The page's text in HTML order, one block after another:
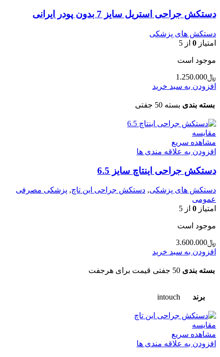
دستکش جراحی استریل سایز 7 بدون پودر ایرانی
دستکش های پزشکی
امتیاز 0 از 5
موجود است
﷼1.250.000
افزودن به سبد خرید
بسته بندی بسته 50 جفتی
مقایسه
مشاهده سریع
افزودن به علاقه مندی ها
دستکش جراحی اینتاچ سایز 6.5
دستکش های پزشکی, دستکش جراحی این تاچ, پزشکی مصرفی
عمومی
امتیاز 0 از 5
موجود است
﷼3.600.000
افزودن به سبد خرید
بسته بندی 50 جفتی قیمت برای هرجفت
برند intouch
مقایسه
مشاهده سریع
افزودن به علاقه مندی ها